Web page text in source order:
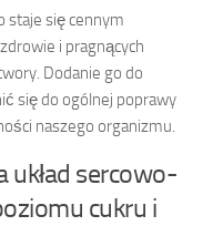
staje się cennym
i pragnących
Dodanie go do
się do ogólnej poprawy
naszego organizmu.
układ sercowo-
cukru i